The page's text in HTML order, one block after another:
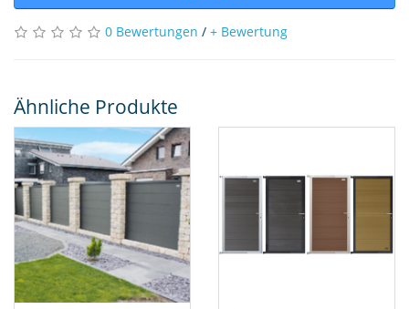
0 Bewertungen / + Bewertung
Ähnliche Produkte